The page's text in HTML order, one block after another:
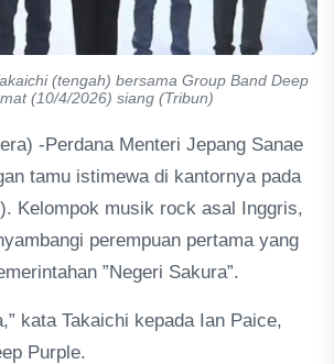
(tengah) bersama Group Band Deep
(10/4/2026) siang (Tribun)
-Perdana Menteri Jepang Sanae
tamu istimewa di kantornya pada
Kelompok musik rock asal Inggris,
perempuan pertama yang
”Negeri Sakura”.
kata Takaichi kepada Ian Paice,
Purple.